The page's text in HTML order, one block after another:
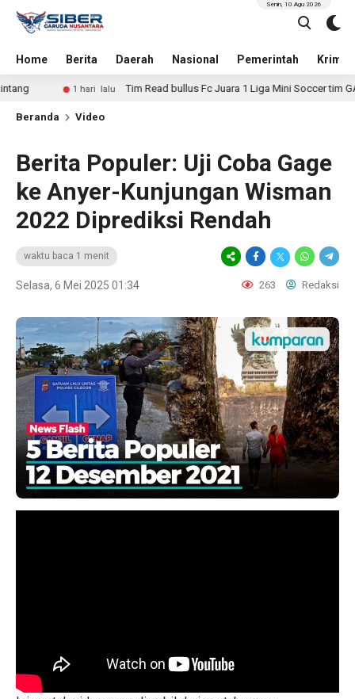
Home Berita Daerah Nasional Pemerintah
Senin, 10 Agu 2026
1 hari lalu Tim Read bullus Fc Juara 1 Liga Mini Soccer tim GAMA
Beranda Video
Berita Populer: Uji Coba Gage
ke Anyer-Kunjungan Wisman
2022 Diprediksi Rendah
waktu baca 1 menit
Selasa, 6 Mei 2025 01:34 263 Redaksi